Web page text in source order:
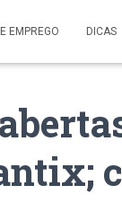
EMPREGO DICAS